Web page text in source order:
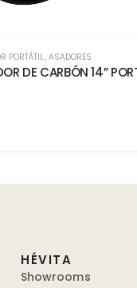
PORTÁTIL, ASADORES
DE CARBÓN 14”
HÉVITA
Showrooms